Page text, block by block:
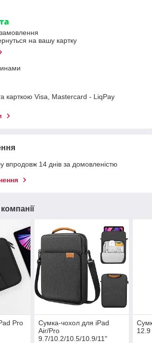
на вашу картку
карткою Visa, Mastercard - LiqPay
впродовж 14 днів за домовленістю
Pro
Сумка-чохол для iPad
Air/Pro
9.7/10.2/10.5/10.9/11"